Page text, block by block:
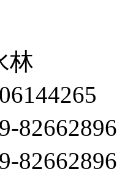
林
82662896
82662896